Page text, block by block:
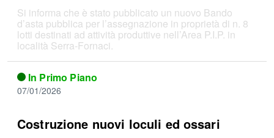
Si informa che è stato pubblicato un nuovo Bando
d’asta pubblica per l’assegnazione in proprietà di n. 8
lotti destinati ad attività produttive nell’Area P.I.P. in
località Serra-Fornaci.
In Primo Piano
07/01/2026
Costruzione nuovi loculi ed ossari